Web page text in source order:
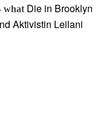
whatDie in Brooklyn
Aktivistin Leilani